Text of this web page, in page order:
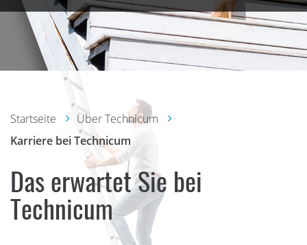
Startseite
Über Technicum
Karriere bei Technicum
Das erwartet Sie bei
Technicum